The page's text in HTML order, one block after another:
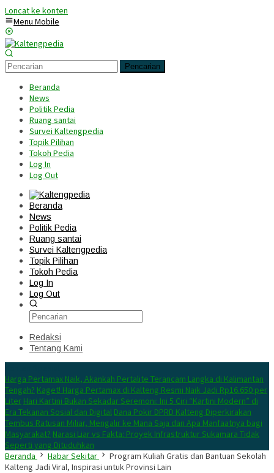
Loncat ke konten
Menu Mobile
Pencarian
Beranda
News
Politik Pedia
Ruang santai
Survei Kaltengpedia
Topik Pilihan
Tokoh Pedia
Log In
Log Out
Beranda
News
Politik Pedia
Ruang santai
Survei Kaltengpedia
Topik Pilihan
Tokoh Pedia
Log In
Log Out
Redaksi
Tentang Kami
Harga Pertamax Naik, Akankah Pertalite Terancam Langka di Kalimantan
Tengah? Kaget! Harga Pertamax di Kalteng Resmi Naik Jadi Rp16.650 per
Liter Hari Kartini Bukan Sekadar Seremoni: Ini 5 Ciri “Kartini Modern” di
Era Tekanan Sosial dan Digital Dana Pokir DPRD Kalteng Diperkirakan
Tembus Ratusan Miliar, Mengalir ke Mana Saja dan Apa Manfaatnya bagi
Masyarakat? Narasi Liar vs Fakta: Proyek Infrastruktur Sukamara Tidak
Seperti yang Dituduhkan
Beranda
Habar Sekitar
Program Kuliah Gratis dan Bantuan Sekolah
Kalteng Jadi Viral, Inspirasi untuk Provinsi Lain